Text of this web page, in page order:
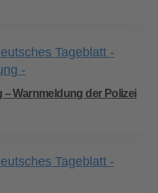
Warnmeldung der Polizei